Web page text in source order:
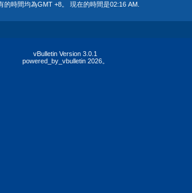
的時間均為GMT +8。 現在的時間是02:16 AM
vBulletin Version 3.0.1
powered_by_vbulletin 2026。